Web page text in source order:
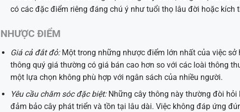
có các đặc điểm riêng đáng chú ý như tuổi thọ lâu đời hoặc kích
NHƯỢC ĐIỂM
Giá cả đắt đỏ:Một trong những nhược điểm lớn nhất của việc
thông quý giá thường có giá bán cao hơn so với các loài thông
một lựa chọn không phù hợp với ngân sách của nhiều người.
Yêu cầu chăm sóc đặc biệt:Những cây thông này thường đòi hỏi
đảm bảo cây phát triển và tồn tại lâu dài. Việc không đáp ứng